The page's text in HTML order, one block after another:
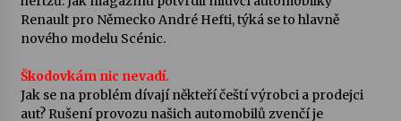
Renault pro Německo André Hefti, týká se to hlavně
nového modelu Scénic.
Škodovkám nic nevadí.
Jak se na problém dívají někteří čeští výrobci a prodejci
aut? Rušení provozu našich automobilů zvenčí je